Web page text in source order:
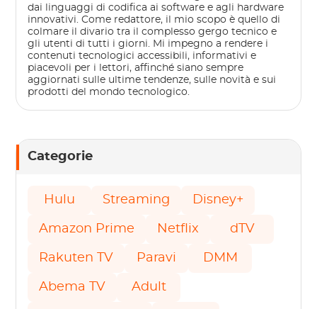
dai linguaggi di codifica ai software e agli hardware
innovativi. Come redattore, il mio scopo è quello di
colmare il divario tra il complesso gergo tecnico e
gli utenti di tutti i giorni. Mi impegno a rendere i
contenuti tecnologici accessibili, informativi e
piacevoli per i lettori, affinché siano sempre
aggiornati sulle ultime tendenze, sulle novità e sui
prodotti del mondo tecnologico.
Categorie
Hulu Streaming Disney+
Amazon Prime Netflix dTV
Rakuten TV Paravi DMM
Abema TV Adult